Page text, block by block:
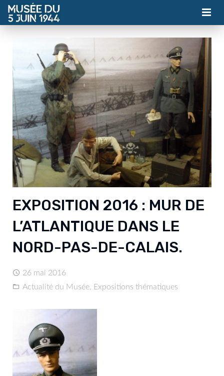
ASSOCIATION
ACTUALITÉS
VISITES
CONTACT
BILLETTERIE
EXPOSITION 2016 : MUR DE
L’ATLANTIQUE DANS LE
NORD-PAS-DE-CALAIS.
26 mai 2016
Actualité du Musée Expositions thématiques